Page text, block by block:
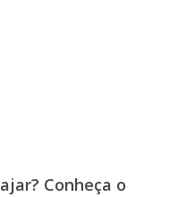
Conheça o